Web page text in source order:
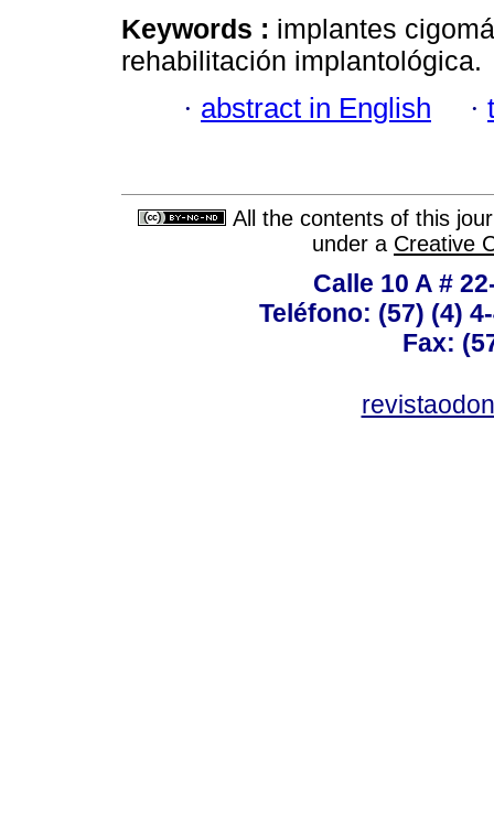
Keywords : implantes
rehabilitación implantológica.
· abstract in English ·
All the contents of this
under a Creative
Calle 10 A #
Teléfono: (57) (4)
Fax: